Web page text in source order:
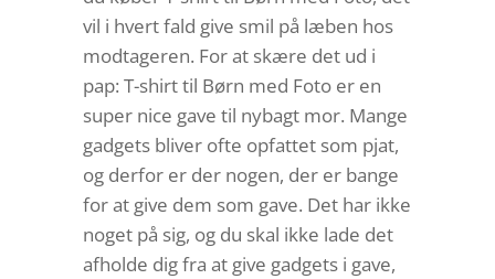
vil i hvert fald give smil på læben hos
modtageren. For at skære det ud i
pap: T-shirt til Børn med Foto er en
super nice gave til nybagt mor. Mange
gadgets bliver ofte opfattet som pjat,
og derfor er der nogen, der er bange
for at give dem som gave. Det har ikke
noget på sig, og du skal ikke lade det
afholde dig fra at give gadgets i gave,